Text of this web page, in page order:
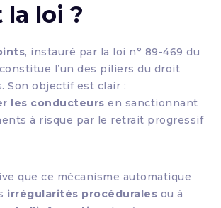
loi ?
, instauré par la loi n° 89-469 du
l’un des piliers du droit
Son objectif est clair :
les conducteurs en sanctionnant
à risque par le retrait progressif
que ce mécanisme automatique
irrégularités procédurales ou à